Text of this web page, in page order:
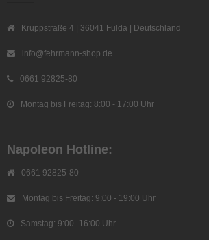
Kruppstraße 4 | 36041 Fulda | Deutschland
info@fehrmann-shop.de
0661 92825-80
Montag bis Freitag: 8:00 - 17:00 Uhr
Napoleon Hotline:
0661 92825-80
Montag bis Freitag: 9:00 - 19:00 Uhr
Samstag: 9:00 -16:00 Uhr